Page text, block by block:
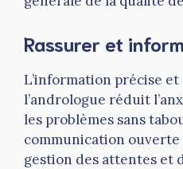
Rassurer et
L’information précise
l’andrologue réduit
les problèmes sans
communication
gestion des attentes et